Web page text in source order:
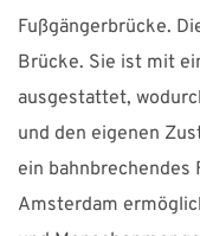
Fußgängerbrücke.
Brücke. Sie ist mit
ausgestattet,
und den eigenen
ein bahnbrechendes
Amsterdam